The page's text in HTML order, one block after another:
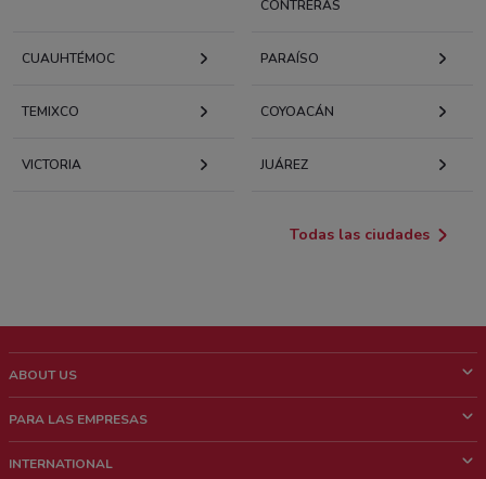
CONTRERAS
CUAUHTÉMOC PARAÍSO
TEMIXCO COYOACÁN
VICTORIA JUÁREZ
Todas las ciudades
ABOUT US
¿Quiénes Somos?
PARA LAS EMPRESAS
INTERNATIONAL